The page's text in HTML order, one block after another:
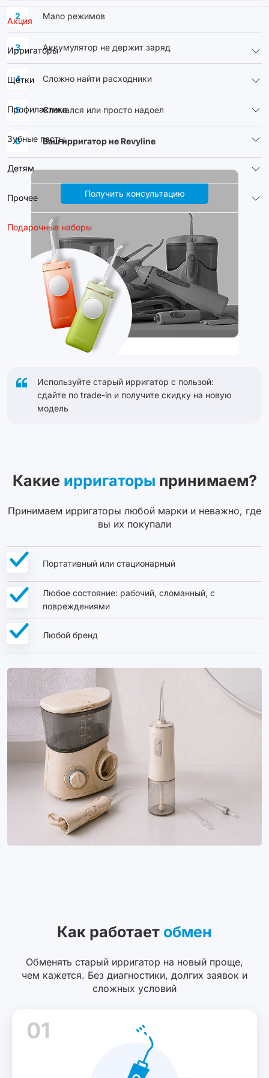
Акция
Ирригаторы
Щетки
Профилактика
Зубные пасты
Детям
Прочее
Подарочные наборы
2 Мало режимов
3 Аккумулятор не держит заряд
4 Сложно найти расходники
5 Сломался или просто надоел
6 Ваш ирригатор не Revyline
Получить консультацию
Используйте старый ирригатор с пользой:
сдайте по trade-in и получите скидку на новую
модель
Какие ирригаторы принимаем?
Принимаем ирригаторы любой марки и неважно, где
вы их покупали
Портативный или стационарный
Любое состояние: рабочий, сломанный, с
повреждениями
Любой бренд
Как работает обмен
Обменять старый ирригатор на новый проще,
чем кажется. Без диагностики, долгих заявок и
сложных условий
01